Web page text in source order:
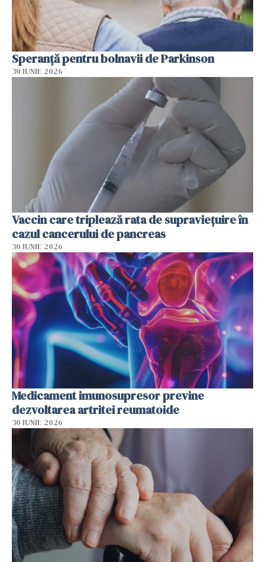
Speranță pentru bolnavii de Parkinson
30 IUNIE 2026
Vaccin care triplează rata de supraviețuire în
cazul cancerului de pancreas
30 IUNIE 2026
Medicament imunosupresor previne
dezvoltarea artritei reumatoide
30 IUNIE 2026